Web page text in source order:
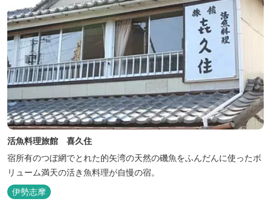
活魚料理旅館 喜久住
宿所有のつぼ網でとれた的矢湾の天然の磯魚をふんだんに使ったボ
リューム満天の活き魚料理が自慢の宿。
伊勢志摩